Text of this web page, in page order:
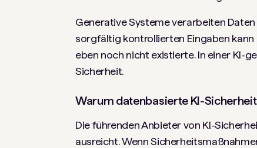
Generative Systeme verarbeiten
sorgfältig kontrollierten Eingaben kann
eben noch nicht existierte. In einer KI-
Sicherheit.
Warum datenbasierte KI-
Die führenden Anbieter von KI-
ausreicht. Wenn